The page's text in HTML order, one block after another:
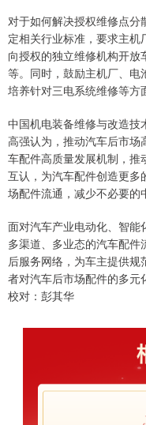
对于如何解决授权维修点
定相关行业标准，要求主机
向授权的独立维修机构开
等。同时，鼓励主机厂、电
培养针对三电系统维修等方
中国机电装备维修与改造技
高强认为，推动汽车后市
车配件高质量发展机制，
互认，为汽车配件创造更
场配件流通，减少不必要的
面对汽车产业电动化、智能
多渠道、多业态的汽车配
后服务网络，为车主提供
者对汽车后市场配件的多元
校对：彭其华